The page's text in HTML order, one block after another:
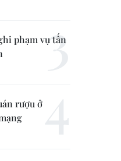
phạm vụ tấn
rượu ở